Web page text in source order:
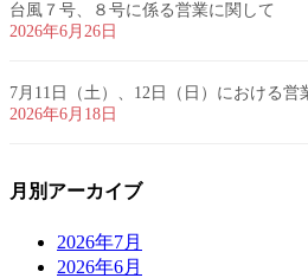
台風７号、８号に係る営業に関して
2026年6月26日
7月11日（土）、12日（日）における営
2026年6月18日
月別アーカイブ
2026年7月
2026年6月